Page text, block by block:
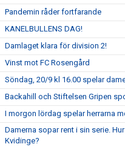
Pandemin råder fortfarande
KANELBULLENS DAG!
Damlaget klara för division 2!
Vinst mot FC Rosengård
Söndag, 20/9 kl 16.00 spelar
Backahill och Stiftelsen Gripen
I morgon lördag spelar herrarna
Damerna sopar rent i sin serie.
Kvidinge?